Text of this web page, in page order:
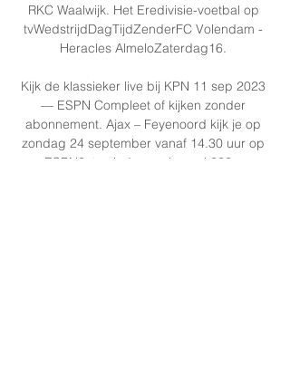
RKC Waalwijk. Het Eredivisie-voetbal op
tvWedstrijdDagTijdZenderFC Volendam -
Heracles AlmeloZaterdag16.
Kijk de klassieker live bij KPN 11 sep 2023
— ESPN Compleet of kijken zonder
abonnement. Ajax – Feyenoord kijk je op
zondag 24 september vanaf 14.30 uur op
ESPN2, te vinden op kanaal 222 ...